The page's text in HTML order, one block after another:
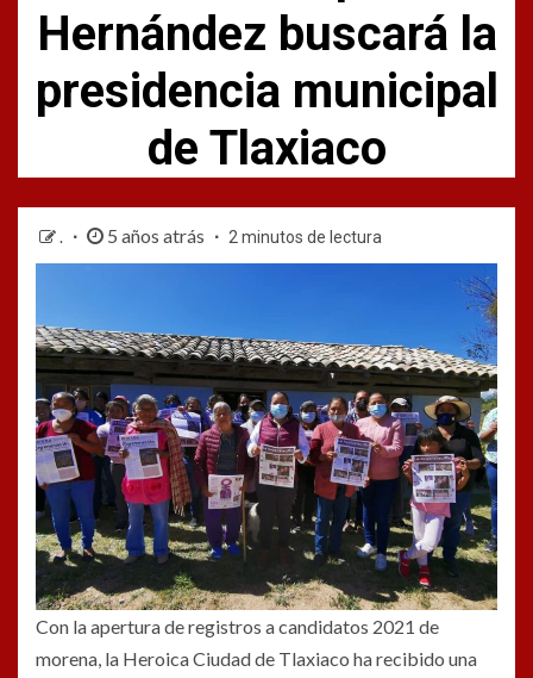
Hernández buscará la
presidencia municipal
de Tlaxiaco
. 5 años atrás 2 minutos de lectura
Con la apertura de registros a candidatos 2021 de
morena, la Heroica Ciudad de Tlaxiaco ha recibido una